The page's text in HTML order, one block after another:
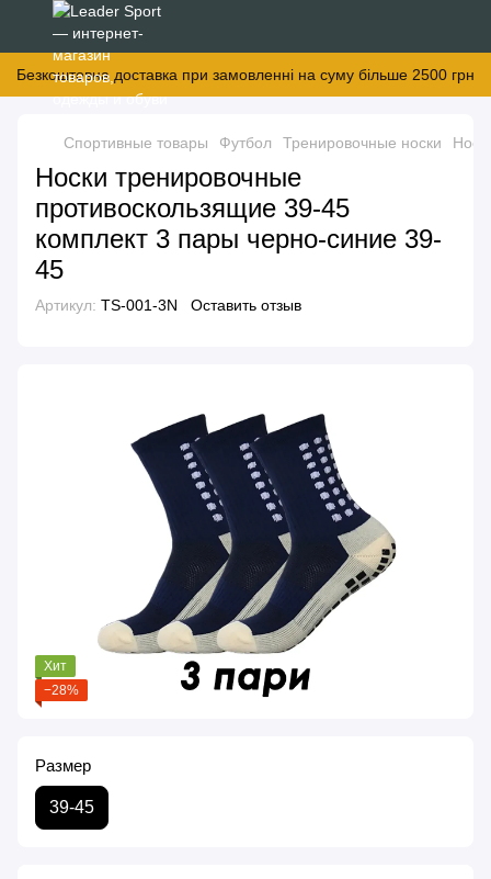
Безкоштовна доставка при замовленні на суму більше 2500 грн
Спортивные товары Футбол Тренировочные носки
Носки тренировочные
противоскользящие 39-45
комплект 3 пары черно-синие 39-
45
Артикул: TS-001-3N Оставить отзыв
Хит
−28%
Размер
39-45